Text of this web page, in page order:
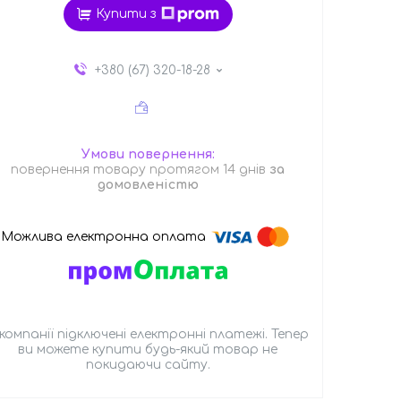
Купити з
+380 (67) 320-18-28
повернення товару протягом 14 днів за
домовленістю
підключені електронні платежі. Тепер
ви можете купити будь-який товар не
покидаючи сайту.